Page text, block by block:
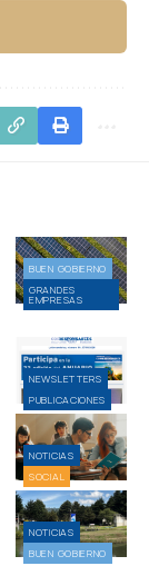
BUEN GOBIERNO
GRANDES
EMPRESAS
NEWSLETTERS
PUBLICACIONES
NOTICIAS
SOCIAL
NOTICIAS
BUEN GOBIERNO